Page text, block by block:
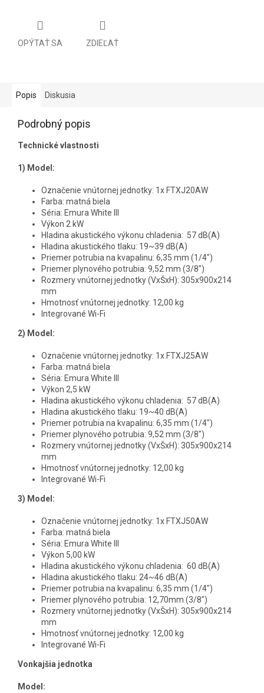
OPÝTAŤ SA ZDIEĽAŤ
Popis Diskusia
Podrobný popis
Technické vlastnosti
1) Model:
Označenie vnútornej jednotky: 1x FTXJ20AW
Farba: matná biela
Séria: Emura White III
Výkon 2 kW
Hladina akustického výkonu chladenia: 57 dB(A)
Hladina akustického tlaku: 19~39 dB(A)
Priemer potrubia na kvapalinu: 6,35 mm (1/4")
Priemer plynového potrubia: 9,52 mm (3/8")
Rozmery vnútornej jednotky (VxŠxH): 305x900x214
mm
Hmotnosť vnútornej jednotky: 12,00 kg
Integrované Wi-Fi
2) Model:
Označenie vnútornej jednotky: 1x FTXJ25AW
Farba: matná biela
Séria: Emura White III
Výkon 2,5 kW
Hladina akustického výkonu chladenia: 57 dB(A)
Hladina akustického tlaku: 19~40 dB(A)
Priemer potrubia na kvapalinu: 6,35 mm (1/4")
Priemer plynového potrubia: 9,52 mm (3/8")
Rozmery vnútornej jednotky (VxŠxH): 305x900x214
mm
Hmotnosť vnútornej jednotky: 12,00 kg
Integrované Wi-Fi
3) Model:
Označenie vnútornej jednotky: 1x FTXJ50AW
Farba: matná biela
Séria: Emura White III
Výkon 5,00 kW
Hladina akustického výkonu chladenia: 60 dB(A)
Hladina akustického tlaku: 24~46 dB(A)
Priemer potrubia na kvapalinu: 6,35 mm (1/4")
Priemer plynového potrubia: 12,70mm (3/8")
Rozmery vnútornej jednotky (VxŠxH): 305x900x214
mm
Hmotnosť vnútornej jednotky: 12,00 kg
Integrované Wi-Fi
Vonkajšia jednotka
Model: